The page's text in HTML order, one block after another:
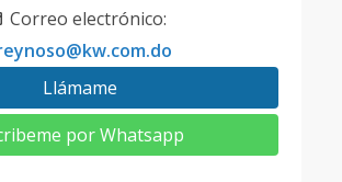
Correo electrónico:
Llámame
por Whatsapp